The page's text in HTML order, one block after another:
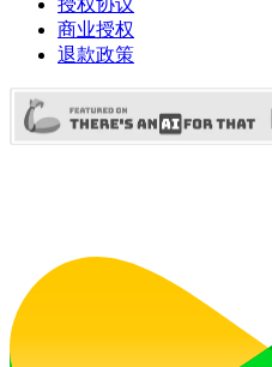
商业授权
退款政策